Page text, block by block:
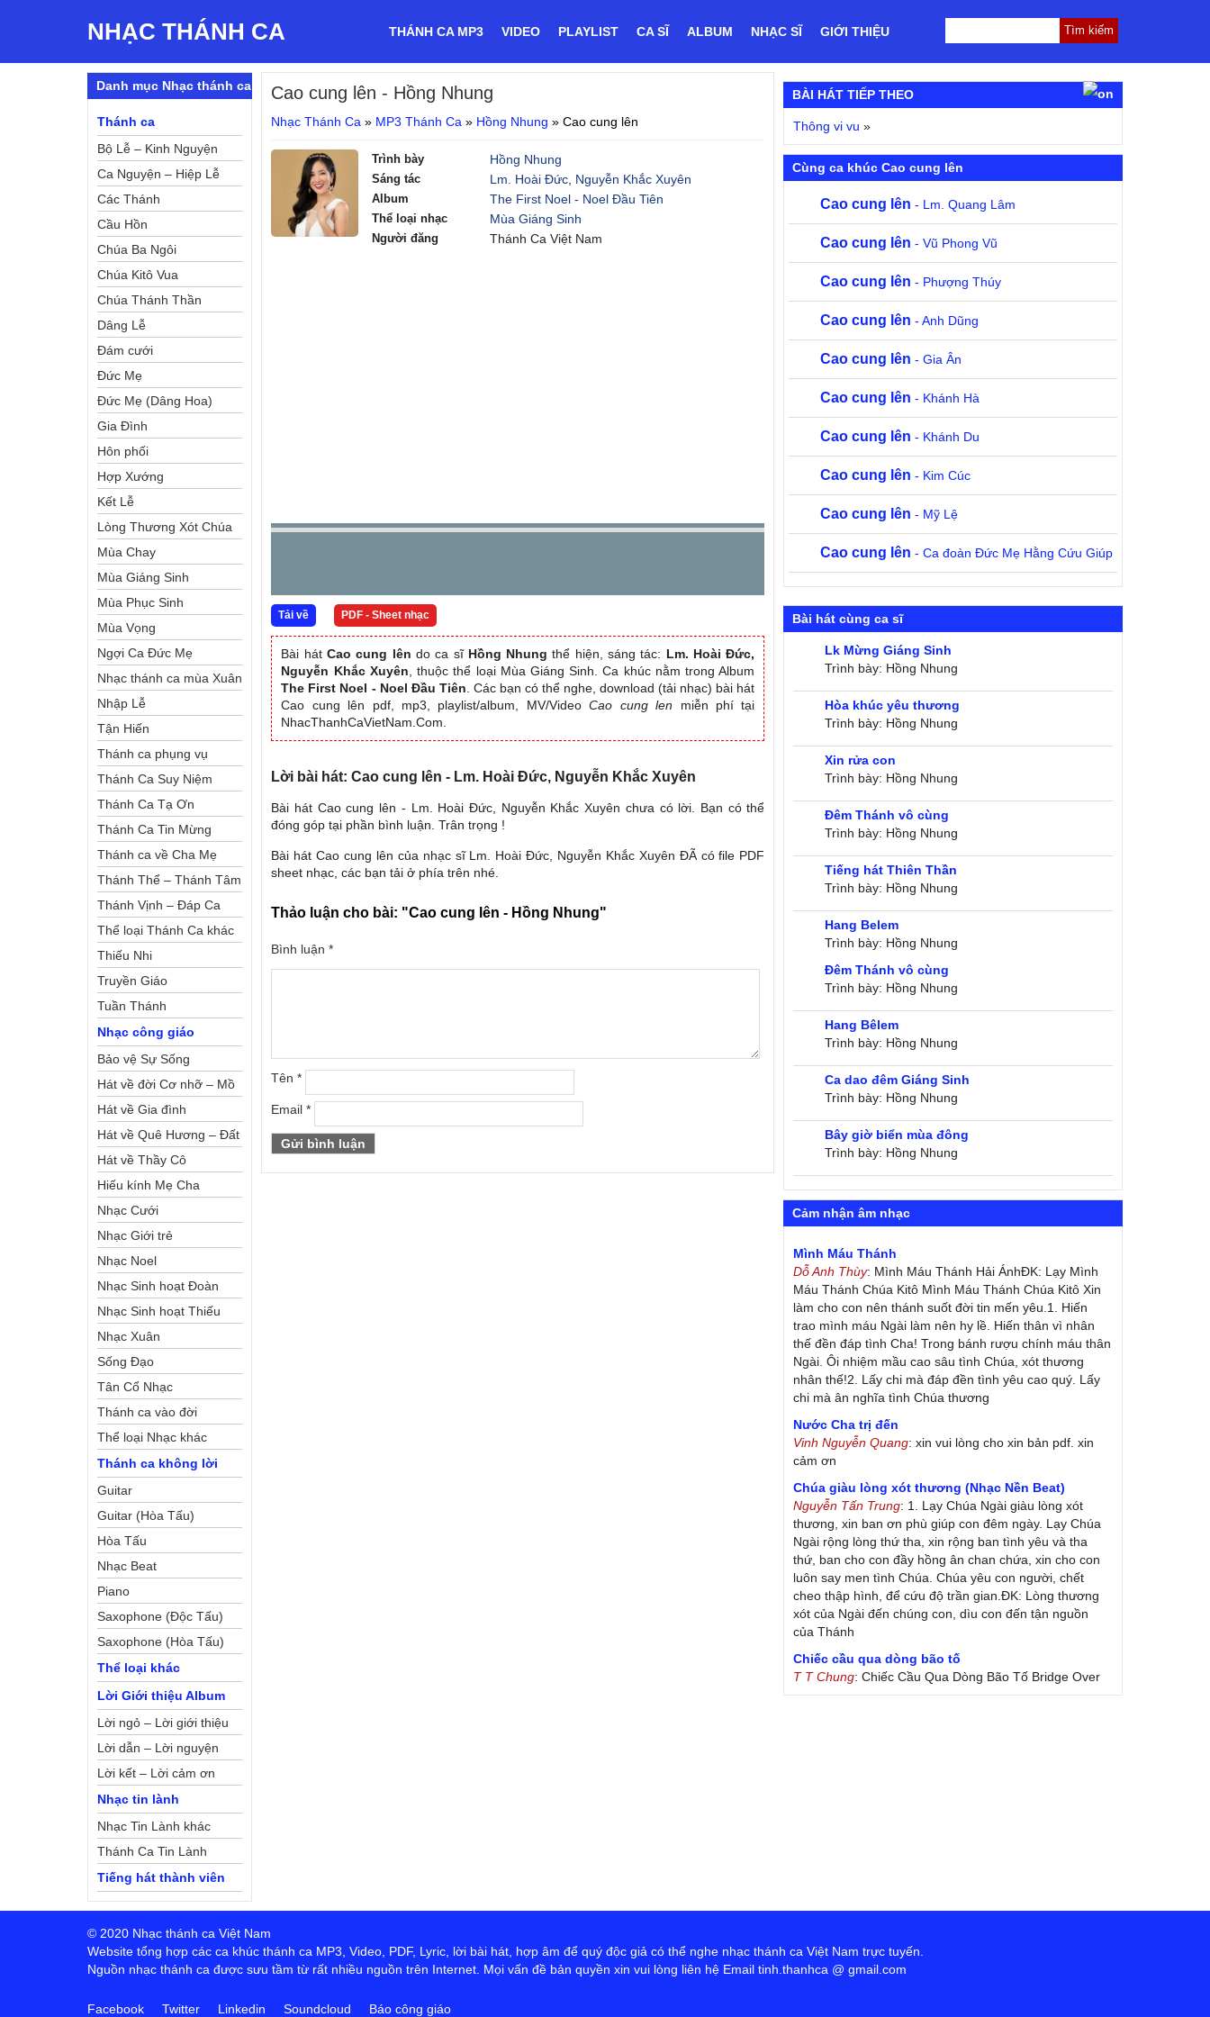
NHẠC THÁNH CA THÁNH CA MP3 VIDEO PLAYLIST CA SĨ ALBUM NHẠC SĨ GIỚI THIỆU
Cao cung lên - Hồng Nhung
Nhạc Thánh Ca » MP3 Thánh Ca » Hồng Nhung »Cao cung lên
Trình bày Hồng Nhung
Sáng tác Lm. Hoài Đức, Nguyễn Khắc Xuyên
Album The First Noel - Noel Đầu Tiên
Thể loại nhạc Mùa Giáng Sinh
Người đăng Thánh Ca Việt Nam
Tải về PDF - Sheet nhạc
Bài hát Cao cung lên do ca sĩ Hồng Nhung thể hiện, sáng tác: Lm. Hoài Đức,
Nguyễn Khắc Xuyên , thuộc thể loại Mùa Giáng Sinh. Ca khúc nằm trong Album
The First Noel - Noel Đầu Tiên . Các bạn có thể nghe, download (tải nhạc) bài hát
Cao cung lên pdf, mp3, playlist/album, MV/VideoCao cung len miễn phí tại
NhacThanhCaVietNam.Com.
Lời bài hát: Cao cung lên - Lm. Hoài Đức, Nguyễn Khắc Xuyên
Bài hát Cao cung lên - Lm. Hoài Đức, Nguyễn Khắc Xuyên chưa có lời. Bạn có thể
đóng góp tại phần bình luận. Trân trọng !
Bài hát Cao cung lên của nhạc sĩ Lm. Hoài Đức, Nguyễn Khắc Xuyên ĐÃ có file PDF
sheet nhạc, các bạn tải ở phía trên nhé.
Thảo luận cho bài: "Cao cung lên - Hồng Nhung"
Bình luận*
Tên*
Email*
Danh mục Nhạc thánh ca
Thánh ca
Bộ Lễ – Kinh Nguyện
Ca Nguyện – Hiệp Lễ
Các Thánh
Cầu Hồn
Chúa Ba Ngôi
Chúa Kitô Vua
Chúa Thánh Thần
Dâng Lễ
Đám cưới
Đức Mẹ
Đức Mẹ (Dâng Hoa)
Gia Đình
Hôn phối
Hợp Xướng
Kết Lễ
Lòng Thương Xót Chúa
Mùa Chay
Mùa Giáng Sinh
Mùa Phục Sinh
Mùa Vọng
Ngợi Ca Đức Mẹ
Nhạc thánh ca mùa Xuân
Nhập Lễ
Tận Hiến
Thánh ca phụng vụ
Thánh Ca Suy Niệm
Thánh Ca Tạ Ơn
Thánh Ca Tin Mừng
Thánh ca về Cha Mẹ
Thánh Thể – Thánh Tâm
Thánh Vịnh – Đáp Ca
Thể loại Thánh Ca khác
Thiếu Nhi
Truyền Giáo
Tuần Thánh
Nhạc công giáo
Bảo vệ Sự Sống
Hát về đời Cơ nhỡ – Mồ
côi
Hát về Gia đình
Hát về Quê Hương – Đất
Nước
Hát về Thầy Cô
Hiếu kính Mẹ Cha
Nhạc Cưới
Nhạc Giới trẻ
Nhạc Noel
Nhạc Sinh hoạt Đoàn
Thể Công Giáo
Nhạc Sinh hoạt Thiếu
Nhi
Nhạc Xuân
Sống Đạo
Tân Cổ Nhạc
Thánh ca vào đời
Thể loại Nhạc khác
Thánh ca không lời
Guitar
Guitar (Hòa Tấu)
Hòa Tấu
Nhạc Beat
Piano
Saxophone (Độc Tấu)
Saxophone (Hòa Tấu)
Thể loại khác
Lời Giới thiệu Album
Lời ngỏ – Lời giới thiệu
Lời dẫn – Lời nguyện
Lời kết – Lời cảm ơn
Nhạc tin lành
Nhạc Tin Lành khác
Thánh Ca Tin Lành
Tiếng hát thành viên
BÀI HÁT TIẾP THEO
Thông vi vu »
Cùng ca khúc Cao cung lên
Cao cung lên - Lm. Quang Lâm
Cao cung lên - Vũ Phong Vũ
Cao cung lên - Phượng Thúy
Cao cung lên - Anh Dũng
Cao cung lên - Gia Ân
Cao cung lên - Khánh Hà
Cao cung lên - Khánh Du
Cao cung lên - Kim Cúc
Cao cung lên - Mỹ Lệ
Cao cung lên - Ca đoàn Đức Mẹ Hằng Cứu Giúp
Bài hát cùng ca sĩ
Lk Mừng Giáng Sinh
Trình bày: Hồng Nhung
Hòa khúc yêu thương
Trình bày: Hồng Nhung
Xin rửa con
Trình bày: Hồng Nhung
Đêm Thánh vô cùng
Trình bày: Hồng Nhung
Tiếng hát Thiên Thần
Trình bày: Hồng Nhung
Hang Belem
Trình bày: Hồng Nhung
Đêm Thánh vô cùng
Trình bày: Hồng Nhung
Hang Bêlem
Trình bày: Hồng Nhung
Ca dao đêm Giáng Sinh
Trình bày: Hồng Nhung
Bây giờ biển mùa đông
Trình bày: Hồng Nhung
Cảm nhận âm nhạc
Mình Máu Thánh
Dỗ Anh Thùy: Mình Máu Thánh Hải ÁnhĐK: Lạy Mình
Máu Thánh Chúa Kitô Mình Máu Thánh Chúa Kitô Xin
làm cho con nên thánh suốt đời tin mến yêu.1. Hiến
trao mình máu Ngài làm nên hy lề. Hiến thân vì nhân
thế đền đáp tình Cha! Trong bánh rượu chính máu thân
Ngài. Ôi nhiệm mầu cao sâu tình Chúa, xót thương
nhân thế!2. Lấy chi mà đáp đền tình yêu cao quý. Lấy
chi mà ân nghĩa tình Chúa thương
Nước Cha trị đến
Vinh Nguyễn Quang: xin vui lòng cho xin bản pdf. xin
cảm ơn
Chúa giàu lòng xót thương (Nhạc Nền Beat)
Nguyễn Tấn Trung: 1. Lạy Chúa Ngài giàu lòng xót
thương, xin ban ơn phù giúp con đêm ngày. Lạy Chúa
Ngài rộng lòng thứ tha, xin rộng ban tình yêu và tha
thứ, ban cho con đầy hồng ân chan chứa, xin cho con
luôn say men tình Chúa. Chúa yêu con người, chết
cheo thập hình, để cứu độ trần gian.ĐK: Lòng thương
xót của Ngài đến chúng con, dìu con đến tận nguồn
của Thánh
Chiếc cầu qua dòng bão tố
T T Chung: Chiếc Cầu Qua Dòng Bão Tố Bridge Over
Troubled Water by Simon & Garfunkel (Released
Tứng: Lời các bài hát trên không chính xác với bài
Vũ Đức Hiệp1. Đến với lòng Chúa xót thương con tìm
được chốn tựa nương. Đến với lòng Chúa xót thương
© 2020 Nhạc thánh ca Việt Nam
Website tổng hợp các ca khúc thánh ca MP3, Video, PDF, Lyric, lời bài hát, hợp âm để quý độc giả có thể nghe nhạc thánh ca Việt Nam trực tuyến.
Nguồn nhạc thánh ca được sưu tầm từ rất nhiều nguồn trên Internet. Mọi vấn đề bản quyền xin vui lòng liên hệ Email tinh.thanhca @ gmail.com
Facebook Twitter Linkedin Soundcloud Báo công giáo